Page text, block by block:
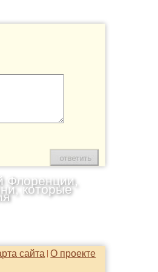
Флоренции,
которые
О проекте
сайта